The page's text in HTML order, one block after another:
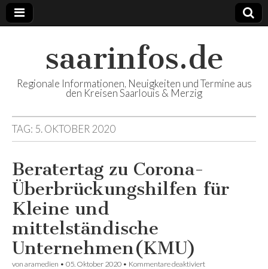
saarinfos.de
Regionale Informationen, Neuigkeiten und Termine aus
den Kreisen Saarlouis & Merzig
TAG: 5. OKTOBER 2020
Beratertag zu Corona-
Überbrückungshilfen für
Kleine und
mittelständische
Unternehmen(KMU)
von aramedien • 05. Oktober 2020 • Kommentare deaktiviert